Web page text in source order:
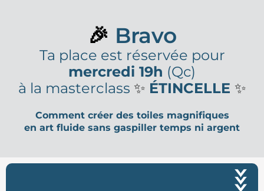
🎉 Bravo
Ta place est réservée pour
mercredi 19h (Qc)
à la masterclass ✨ ÉTINCELLE ✨
Comment créer des toiles magnifiques
en art fluide sans gaspiller temps ni argent